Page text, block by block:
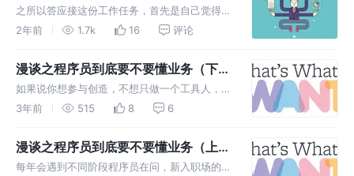
经理工作经历
之所以答应接这份工作任务，首先是自己觉得有
能做好的可能性 工作中和产品打交道比较多，
甚至带领产品写方案的经历。
2年前 1.7k 16 评论
漫谈之程序员到底要不要懂业务（下
篇）
如果说你想参与创造，不想只做一个工具人，不
想只听令做事，想提升自己的不可替代性，那我
经理吵架都可以大声一点。
3年前 515 8 6
漫谈之程序员到底要不要懂业务（上
篇）
每年会遇到不同阶段程序员在问，新入职场的，